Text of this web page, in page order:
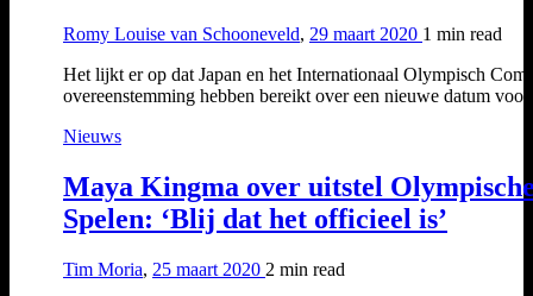
Romy Louise van Schooneveld, 29 maart 2020 1 min read
Het lijkt er op dat Japan en het Internationaal Olympisch
overeenstemming hebben bereikt over een nieuwe datum
Nieuws
Maya Kingma over uitstel
Spelen: ‘Blij dat het officieel is’
Tim Moria, 25 maart 2020 2 min read